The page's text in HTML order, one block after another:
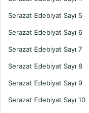
Serazat Edebiyat Sayı 5
Serazat Edebiyat Sayı 6
Serazat Edebiyat Sayı 7
Serazat Edebiyat Sayı 8
Serazat Edebiyat Sayı 9
Serazat Edebiyat Sayı 10